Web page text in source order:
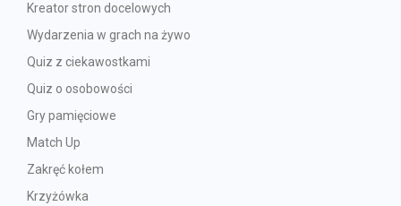
Kreator stron docelowych
Wydarzenia w grach na żywo
Quiz z ciekawostkami
Quiz o osobowości
Gry pamięciowe
Match Up
Zakręć kołem
Krzyżówka